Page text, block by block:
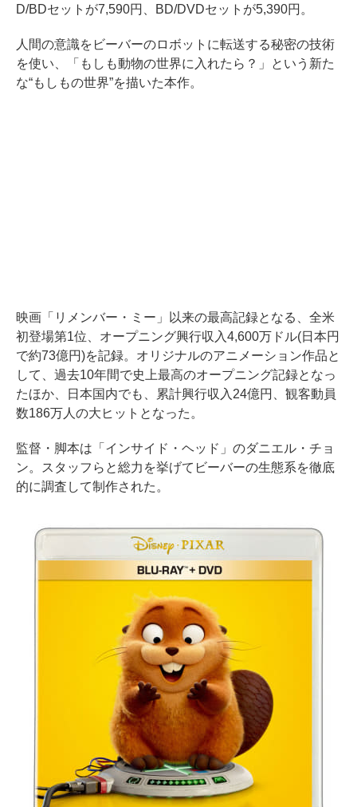
D/BDセットが7,590円、BD/DVDセットが5,390円。
人間の意識をビーバーのロボットに転送する秘密の技術
を使い、「もしも動物の世界に入れたら？」という新た
な“もしもの世界”を描いた本作。
映画「リメンバー・ミー」以来の最高記録となる、全米
初登場第1位、オープニング興行収入4,600万ドル(日本円
で約73億円)を記録。オリジナルのアニメーション作品と
して、過去10年間で史上最高のオープニング記録となっ
たほか、日本国内でも、累計興行収入24億円、観客動員
数186万人の大ヒットとなった。
監督・脚本は「インサイド・ヘッド」のダニエル・チョ
ン。スタッフらと総力を挙げてビーバーの生態系を徹底
的に調査して制作された。